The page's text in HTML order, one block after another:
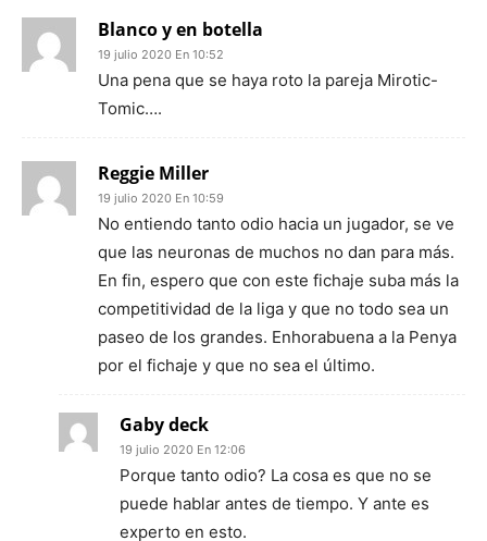
Blanco y en botella
19 julio 2020 En 10:52
Una pena que se haya roto la pareja Mirotic-
Tomic….
Reggie Miller
19 julio 2020 En 10:59
No entiendo tanto odio hacia un jugador, se ve
que las neuronas de muchos no dan para más.
En fin, espero que con este fichaje suba más la
competitividad de la liga y que no todo sea un
paseo de los grandes. Enhorabuena a la Penya
por el fichaje y que no sea el último.
Gaby deck
19 julio 2020 En 12:06
Porque tanto odio? La cosa es que no se
puede hablar antes de tiempo. Y ante es
experto en esto.